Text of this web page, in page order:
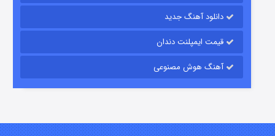
قسمت۲ (دوبله) منتشر شد
دانلود آهنگ جدید
قیمت ایمپلنت دندان
آهنگ هوش مصنوعی